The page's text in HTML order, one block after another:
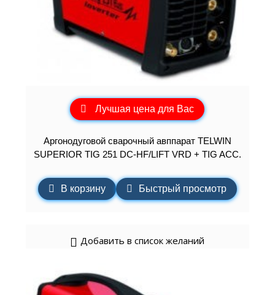
Лучшая цена для Вас
Аргонодуговой сварочный авппарат TELWIN
SUPERIOR TIG 251 DC-HF/LIFT VRD + TIG ACC.
В корзину Быстрый просмотр
Добавить в список желаний